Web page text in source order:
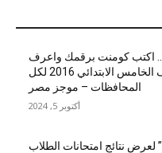
نتيجة خامسة 5 .. اكتب كومنت برقمك واعرف
نتيجة الصف الخامس الابتدائي 2016 لكل
المحافظات – موجز مصر
أكتوبر 5, 2024
موقع “taaleb” لعرض نتائج امتحانات الطلاب